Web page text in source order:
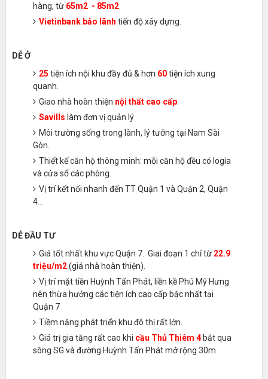
hàng, từ 65m2 - 85m2
Vietinbank bảo lãnh tiến độ xây dựng.
DỄ Ở
25 tiện ích nội khu đầy đủ & hơn 60tiện ích xung
quanh.
Giao nhà hoàn thiện nội thất cao cấp.
Savills làm đơn vị quản lý
Môi trường sống trong lành, lý tưởng tại Nam Sài
Gòn.
Thiết kế căn hộ thông minh: mỗi căn hộ đều có logia
và cửa sổ các phòng.
Vị trí kết nối nhanh đến TT Quận 1 và Quận 2, Quận
4...
DỄ ĐẦU TƯ
Giá tốt nhất khu vực Quận 7. Giai đoạn 1 chỉ từ 22.9
triệu/m2(giá nhà hoàn thiện).
Vị trí mặt tiền Huỳnh Tấn Phát, liền kề Phú Mỹ Hưng
nên thừa hưởng các tiện ích cao cấp bậc nhất tại
Quận 7
Tiềm năng phát triển khu đô thị rất lớn.
Giá trị gia tăng rất cao khi cầu Thủ Thiêm 4bắt qua
sông SG và đường Huỳnh Tấn Phát mở rộng 30m